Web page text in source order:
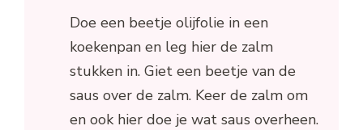
Doe een beetje olijfolie in een
koekenpan en leg hier de zalm
stukken in. Giet een beetje van de
saus over de zalm. Keer de zalm om
en ook hier doe je wat saus overheen.